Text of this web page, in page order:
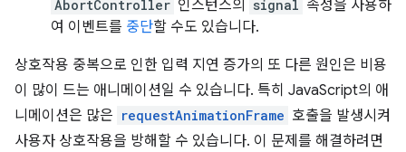
AbortController 인스턴스의 signal 속성을 사용하
여 이벤트를 중단할 수도 있습니다.
상호작용 중복으로 인한 입력 지연 증가의 또 다른 원인은 비용
이 많이 드는 애니메이션일 수 있습니다. 특히 JavaScript의 애
니메이션은 많은 requestAnimationFrame 호출을 발생시켜
사용자 상호작용을 방해할 수 있습니다. 이 문제를 해결하려면